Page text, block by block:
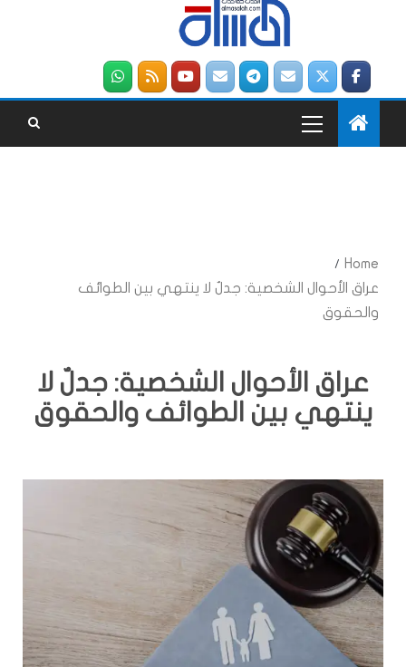
Home
عراق الأحوال الشخصية: جدلٌ لا ينتهي بين الطوائف
والحقوق
عراق الأحوال الشخصية: جدلٌ لا
ينتهي بين الطوائف والحقوق